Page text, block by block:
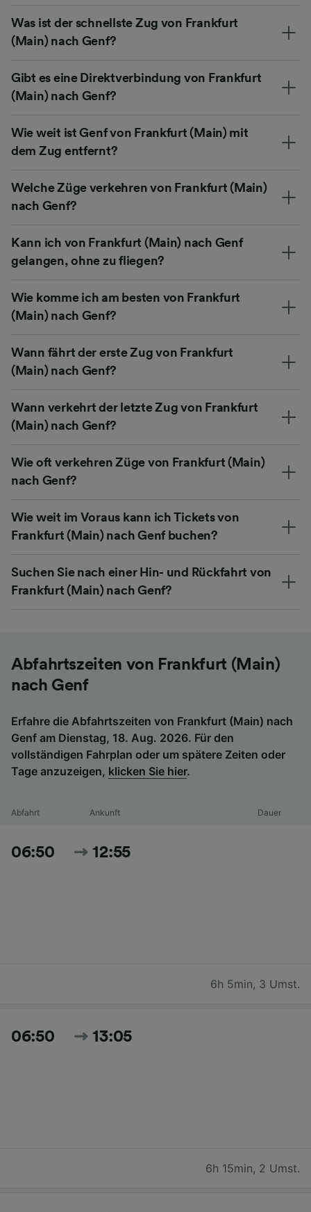
Was ist der schnellste Zug von Frankfurt
(Main) nach Genf?
Gibt es eine Direktverbindung von Frankfurt
(Main) nach Genf?
Wie weit ist Genf von Frankfurt (Main) mit
dem Zug entfernt?
Welche Züge verkehren von Frankfurt (Main)
nach Genf?
Kann ich von Frankfurt (Main) nach Genf
gelangen, ohne zu fliegen?
Wie komme ich am besten von Frankfurt
(Main) nach Genf?
Wann fährt der erste Zug von Frankfurt
(Main) nach Genf?
Wann verkehrt der letzte Zug von Frankfurt
(Main) nach Genf?
Wie oft verkehren Züge von Frankfurt (Main)
nach Genf?
Wie weit im Voraus kann ich Tickets von
Frankfurt (Main) nach Genf buchen?
Suchen Sie nach einer Hin- und Rückfahrt von
Frankfurt (Main) nach Genf?
Abfahrtszeiten von Frankfurt (Main)
nach Genf
Erfahre die Abfahrtszeiten von Frankfurt (Main) nach
Genf am Dienstag, 18. Aug. 2026. Für den
vollständigen Fahrplan oder um spätere Zeiten oder
Tage anzuzeigen, klicken Sie hier.
Abfahrt Ankunft Dauer
06:50 12:55
6h 5min, 3 Umst.
06:50 13:05
6h 15min, 2 Umst.